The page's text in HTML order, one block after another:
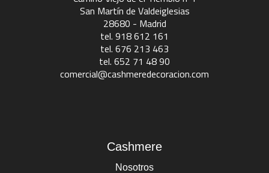
San Martín de Valdeiglesias
28680 - Madrid
tel. 918 612 161
tel. 676 213 463
tel. 652 71 48 90
comercial@cashmeredecoracion.com
Cashmere
Nosotros